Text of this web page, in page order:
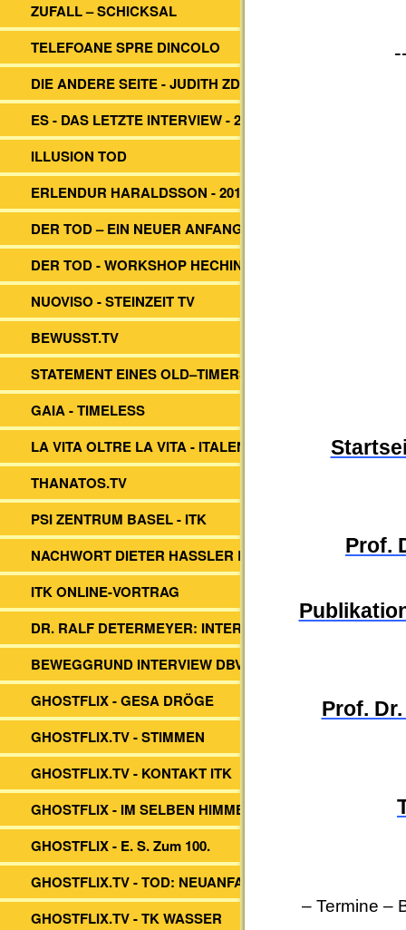
ZUFALL – SCHICKSAL
TELEFOANE SPRE DINCOLO
DIE ANDERE SEITE - JUDITH ZDESAR
ES - DAS LETZTE INTERVIEW - 2014
ILLUSION TOD
ERLENDUR HARALDSSON - 2017
DER TOD – EIN NEUER ANFANG?
DER TOD - WORKSHOP HECHINGEN
NUOVISO - STEINZEIT TV
BEWUSST.TV
STATEMENT EINES OLD–TIMERS
GAIA - TIMELESS
LA VITA OLTRE LA VITA - ITALEN
THANATOS.TV
PSI ZENTRUM BASEL - ITK
NACHWORT DIETER HASSLER BUCH
ITK ONLINE-VORTRAG
DR. RALF DETERMEYER: INTERVIEW
BEWEGGRUND INTERVIEW DBVs ITK
GHOSTFLIX - GESA DRÖGE
GHOSTFLIX.TV - STIMMEN
GHOSTFLIX.TV - KONTAKT ITK
GHOSTFLIX - IM SELBEN HIMMEL
GHOSTFLIX - E. S. Zum 100.
GHOSTFLIX.TV - TOD: NEUANFANG?
GHOSTFLIX.TV - TK WASSER
Prof.
Prof.
– Termine –